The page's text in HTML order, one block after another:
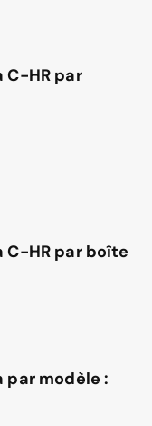
C-HR par
C-HR par boîte
par modèle :